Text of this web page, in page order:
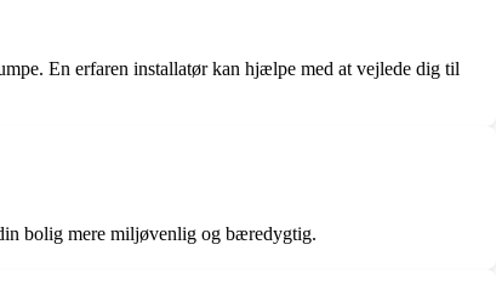
En erfaren installatør kan hjælpe med at vejlede dig til
bolig mere miljøvenlig og bæredygtig.